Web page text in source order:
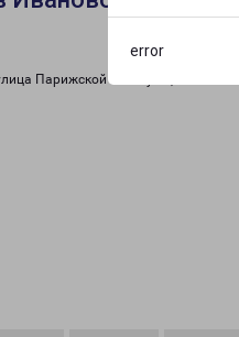
error
Парижской Коммуны, 84